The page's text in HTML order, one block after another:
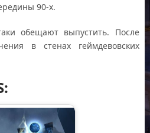
90-х.
обещают выпустить. После
в стенах геймдевовских